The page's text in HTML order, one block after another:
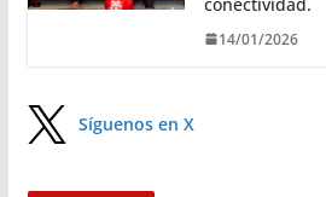
14/01/2026
Síguenos en X